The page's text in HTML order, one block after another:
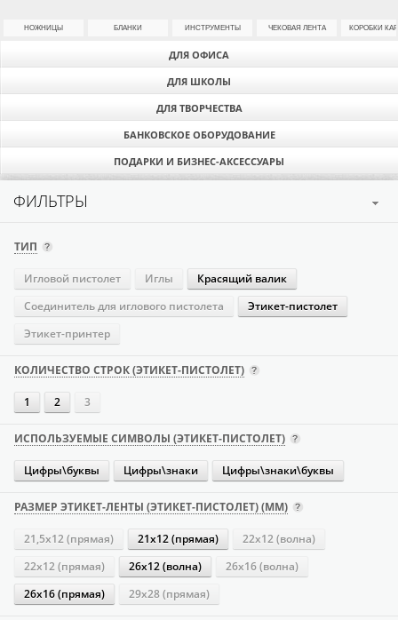
ДЛЯ ОФИСА
ДЛЯ ШКОЛЫ
ДЛЯ ТВОРЧЕСТВА
БАНКОВСКОЕ ОБОРУДОВАНИЕ
ПОДАРКИ И БИЗНЕС-АКСЕССУАРЫ
НОЖНИЦЫ БЛАНКИ ИНСТРУМЕНТЫ ЧЕКОВАЯ ЛЕНТА КОРОБКИ
ФИЛЬТРЫ
ТИП
Игловой пистолет Иглы
Красящий валик
Соединитель для иглового пистолета
Этикет-пистолет
Этикет-принтер
КОЛИЧЕСТВО СТРОК (ЭТИКЕТ-ПИСТОЛЕТ)
1 2 3
ИСПОЛЬЗУЕМЫЕ СИМВОЛЫ (ЭТИКЕТ-ПИСТОЛЕТ)
Цифры\буквы Цифры\знаки Цифры\знаки\буквы
РАЗМЕР ЭТИКЕТ-ЛЕНТЫ (ЭТИКЕТ-ПИСТОЛЕТ) (ММ)
21,5х12 (прямая) 21х12 (прямая)
22х12 (волна)
22х12 (прямая)
26х12 (волна)
26х16 (волна)
26х16 (прямая)
29х28 (прямая)